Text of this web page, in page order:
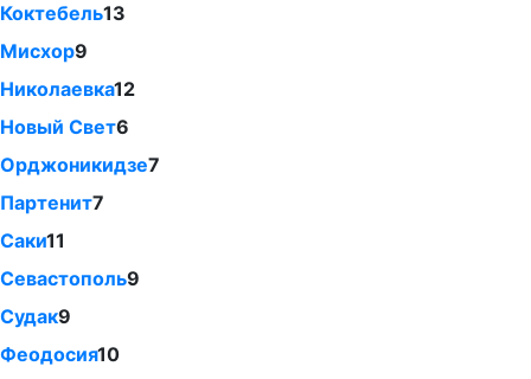
Коктебель13
Мисхор9
Николаевка12
Новый Свет6
Орджоникидзе7
Партенит7
Саки11
Севастополь9
Судак9
Феодосия10